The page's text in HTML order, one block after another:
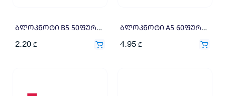
ბლოკნოტი B5 50ფურც., 23213 , DELI
2.20 ₾
ბლოკნოტი A5 60ფურც. NS307 , DELI
4.95 ₾